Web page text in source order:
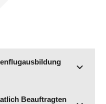
Beauftragten